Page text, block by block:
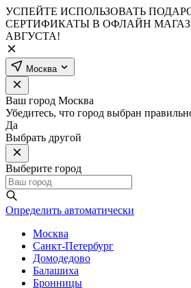
УСПЕЙТЕ ИСПОЛЬЗОВАТЬ
СЕРТИФИКАТЫ В ОФЛАЙН
АВГУСТА!
Москва
Ваш город Москва
Убедитесь, что город выбран
Да
Выбрать другой
Выберите город
Определить автоматически
Москва
Санкт-Петербург
Домодедово
Балашиха
Бронницы